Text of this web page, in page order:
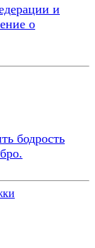
и
о
бодрость